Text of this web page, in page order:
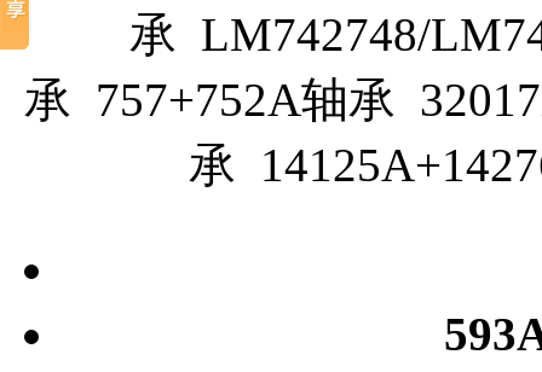
承 LM742748/
承 757+752A轴承
承